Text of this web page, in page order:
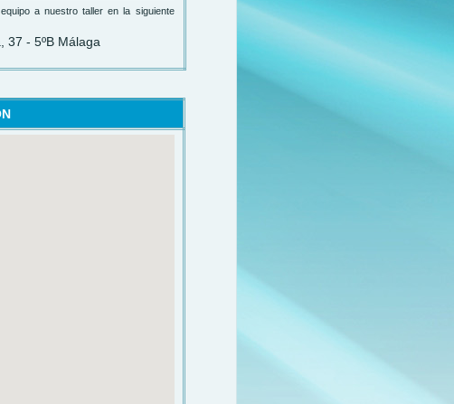
a nuestro taller en la siguiente
37 - 5ºB Málaga